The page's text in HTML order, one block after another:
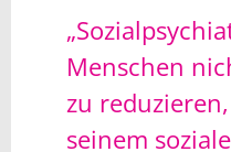
Menschen
zu
seinem